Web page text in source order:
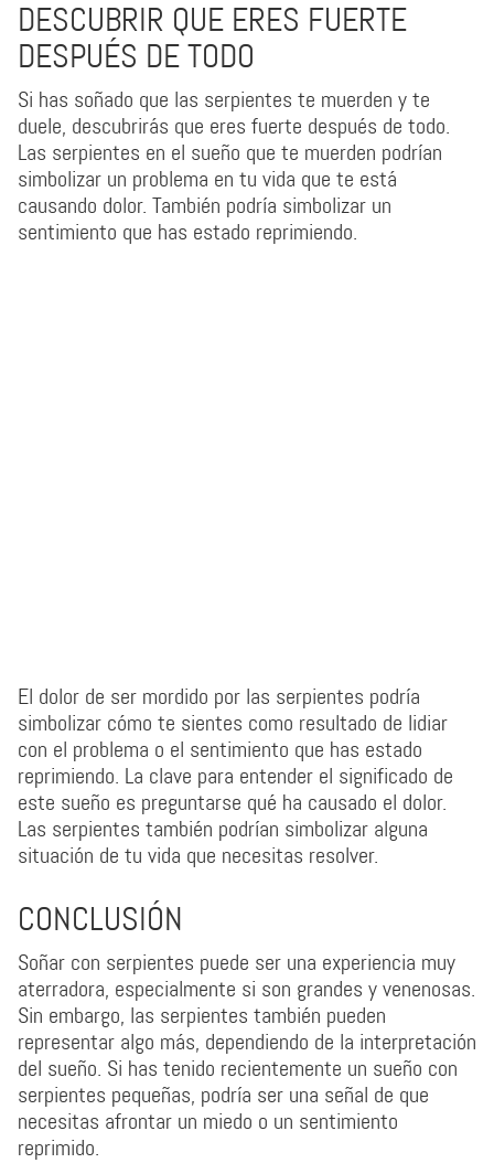
DESCUBRIR QUE ERES FUERTE
DESPUÉS DE TODO
Si has soñado que las serpientes te muerden y te
duele, descubrirás que eres fuerte después de todo.
Las serpientes en el sueño que te muerden podrían
simbolizar un problema en tu vida que te está
causando dolor. También podría simbolizar un
sentimiento que has estado reprimiendo.
El dolor de ser mordido por las serpientes podría
simbolizar cómo te sientes como resultado de lidiar
con el problema o el sentimiento que has estado
reprimiendo. La clave para entender el significado de
este sueño es preguntarse qué ha causado el dolor.
Las serpientes también podrían simbolizar alguna
situación de tu vida que necesitas resolver.
CONCLUSIÓN
Soñar con serpientes puede ser una experiencia muy
aterradora, especialmente si son grandes y venenosas.
Sin embargo, las serpientes también pueden
representar algo más, dependiendo de la interpretación
del sueño. Si has tenido recientemente un sueño con
serpientes pequeñas, podría ser una señal de que
necesitas afrontar un miedo o un sentimiento
reprimido.